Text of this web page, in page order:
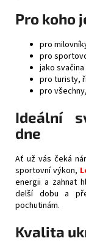
Pro koho
pro
pro
jako
pro turisty,
pro
Ideální
dne
Ať už vás čeká
sportovní výkon,
energii a zahnat
delší dobu a
pochutinám.
Kvalita